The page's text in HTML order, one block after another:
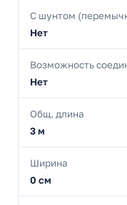
С шунтом
Нет
Возможность
Нет
Общ. длина
3 м
Ширина
0 см